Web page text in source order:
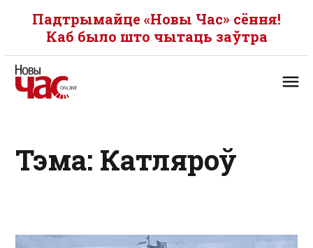
Падтрымайце «Новы Час» сёння!
Каб было што чытаць заўтра
Тэма: Катляроў